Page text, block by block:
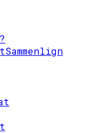
Sammenlign